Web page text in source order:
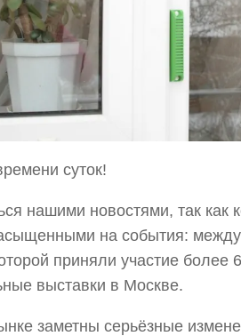
суток!
нашими новостями, так как
на события:
приняли участие более
выставки в Москве.
заметны серьёзные